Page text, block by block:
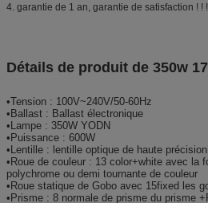
4. garantie de 1 an, garantie de satisfaction ! ! !
Détails de produit de 350w
•Tension : 100V~240V/50-60Hz
•Ballast : Ballast électronique
•Lampe : 350W YODN
•Puissance : 600W
•Lentille : lentille optique de haute précision
•Roue de couleur : 13 color+white avec la
polychrome ou demi tournante de couleur
•Roue statique de Gobo avec 15fixed les
•Prisme : 8 normale de prisme du prisme